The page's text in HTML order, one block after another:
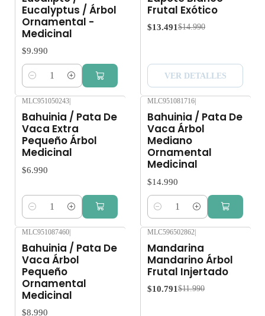
Eucalyptus / Árbol
Ornamental -
Medicinal
$9.990
Cantidad
Agotado
Frutal Exótico
$13.491 $14.990
VER DETALLES
MLC951050243
Bahuinia / Pata De
Vaca Extra
Pequeño Árbol
Medicinal
$6.990
Cantidad
MLC951081716
Bahuinia / Pata De
Vaca Árbol
Mediano
Ornamental
Medicinal
$14.990
Cantidad
MLC951087460|
Bahuinia / Pata De
Vaca Árbol
Pequeño
Ornamental
Medicinal
$8.990
MLC596502862|
Mandarina
Mandarino Árbol
Frutal Injertado
$10.791 $11.990